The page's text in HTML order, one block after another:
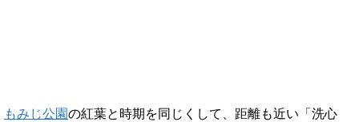
もみじ公園の紅葉と時期を同じくして、距離も近い「洗心